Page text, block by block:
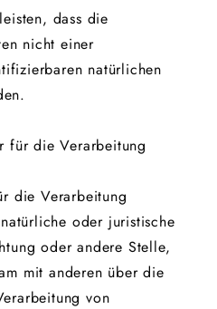
dass die
nicht einer
natürlichen
für die Verarbeitung
die Verarbeitung
oder juristische
oder andere Stelle,
mit anderen über die
von